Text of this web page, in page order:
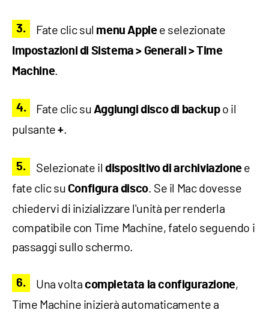
Fate clic sul menu Applee selezionate
Impostazioni di Sistema > Generali > Time
Machine.
Fate clic su Aggiungi disco di backupo il
pulsante+
Selezionate il dispositivo di archiviazionee
fate clic su Configura disco. Se il Mac dovesse
chiedervi di inizializzare l'unità per renderla
compatibile con Time Machine, fatelo seguendo i
passaggi sullo schermo.
Una volta completata la configurazione,
Time Machine inizierà automaticamente a